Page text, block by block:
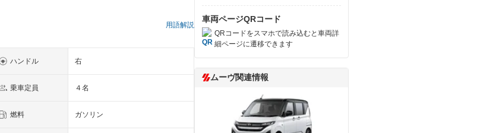
用語解説
ハンドル 右
乗車定員 ４名
燃料 ガソリン
車両ページQRコード
QRコードをスマホで読み込むと車両詳
細ページに遷移できます
ムーヴ関連情報